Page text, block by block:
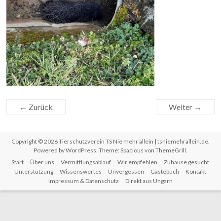
← Zurück Weiter →
Copyright © 2026Tierschutzverein TS Nie mehr allein | tsniemehrallein.de.
Powered byWordPress. Theme: Spacious von ThemeGrill.
Start
Über uns Vermittlungsablauf Wir empfehlen
Zuhause gesucht
Unterstützung
Wissenswertes Unvergessen Gästebuch
Kontakt
Impressum & Datenschutz
Direkt aus Ungarn